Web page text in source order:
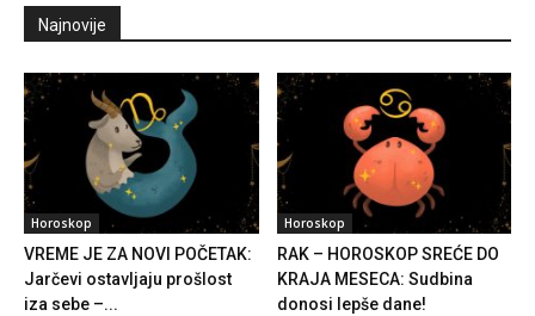
Najnovije
Horoskop
VREME JE ZA NOVI POČETAK:
Jarčevi ostavljaju prošlost
iza sebe –...
Horoskop
RAK – HOROSKOP SREĆE DO
KRAJA MESECA: Sudbina
donosi lepše dane!